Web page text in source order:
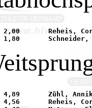
Mühlheim			21.08.	Weiskirchen
16.05.	Niederrodenbach
Mühlheim			01.05.	Obertshausen